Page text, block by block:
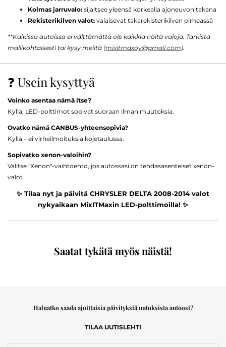
Kolmas jarruvalo: sijaitsee yleensä korkealla ajoneuvon takana
Rekisterikilven valot: valaisevat takarekisterikilven pimeässä
**Kaikissa autoissa ei välttämättä ole kaikkia näitä valoja. Tarkista
mallikohtaisesti tai kysy meiltä (mixitmaxoy@gmail.com ).
❓ Usein kysyttyä
Voinko asentaa nämä itse?
Kyllä, LED-polttimot sopivat suoraan ilman muutoksia.
Ovatko nämä CANBUS-yhteensopivia?
Kyllä – ei virheilmoituksia kojetaulussa.
Sopivatko xenon-valoihin?
Valitse "Xenon"-vaihtoehto, jos autossasi on tehdasasenteiset xenon-
valot.
✨ Tilaa nyt ja päivitä CHRYSLER DELTA 2008-2014 valot
nykyaikaan MixITMaxin LED-polttimoilla! ✨
Saatat tykätä myös näistä!
Haluatko saada ajoittaisia päivityksiä uutuksista autoosi?
TILAA UUTISLEHTI